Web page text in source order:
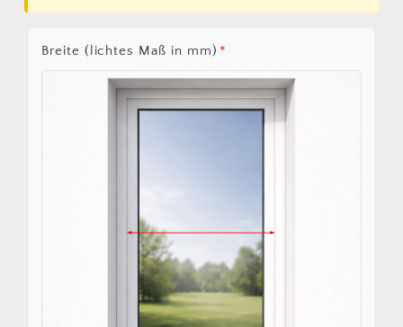
Breite (lichtes Maß in mm) *